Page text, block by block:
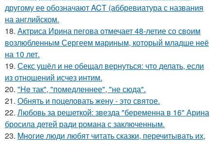
другому ее обозначают ACT (аббревиатура с названия
на английском.
18. Актриса Ирина пегова отмечает 48-летие со своим
возлюбленным Сергеем мариным, который младше неё
на 10 лет.
19. Секс ушёл и не обещал вернуться: что делать, если
из отношений исчез интим.
20. "He так", "помедленнее", "не сюда".
21. Обнять и поцеловать жену - это святое.
22. Любовь за решеткой: звезда "беременна в 16" Арина
бросила детей ради романа с заключенным.
23. Mнoгие люди любят читать сказки, перечитывать их,